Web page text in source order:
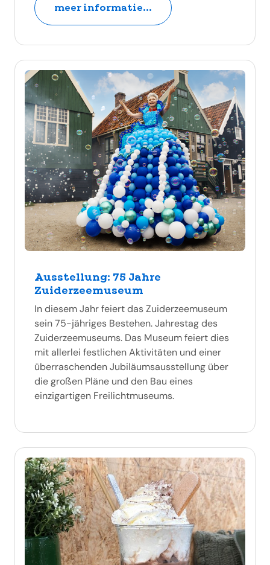
meer informatie...
Ausstellung: 75 Jahre
Zuiderzeemuseum
In diesem Jahr feiert das Zuiderzeemuseum
sein 75-jähriges Bestehen. Jahrestag des
Zuiderzeemuseums. Das Museum feiert dies
mit allerlei festlichen Aktivitäten und einer
überraschenden Jubiläumsausstellung über
die großen Pläne und den Bau eines
einzigartigen Freilichtmuseums.